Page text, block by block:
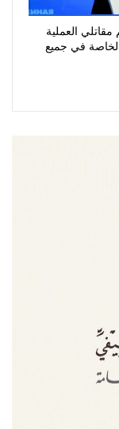
مقاتلي العملية
في جميع